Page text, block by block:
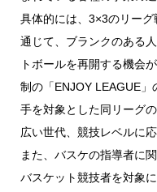
具体的には、3×3のリー
通じて、ブランクのある
トボールを再開する機会
制の「ENJOY LEAGUE
手を対象とした同リーグ
広い世代、競技レベルに
また、バスケの指導者に
バスケット競技者を対象